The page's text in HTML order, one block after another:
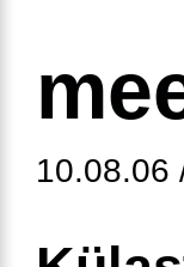
10.08.06